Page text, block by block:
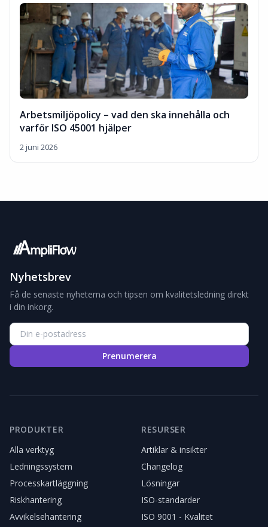
Arbetsmiljöpolicy – vad den ska innehålla och
varför ISO 45001 hjälper
2 juni 2026
Nyhetsbrev
Få de senaste nyheterna och tipsen om kvalitetsledning direkt
i din inkorg.
Prenumerera
PRODUKTER
Alla verktyg
Ledningssystem
Processkartläggning
Riskhantering
Avvikelsehantering
RESURSER
Artiklar & insikter
Changelog
Lösningar
ISO-standarder
ISO 9001 - Kvalitet